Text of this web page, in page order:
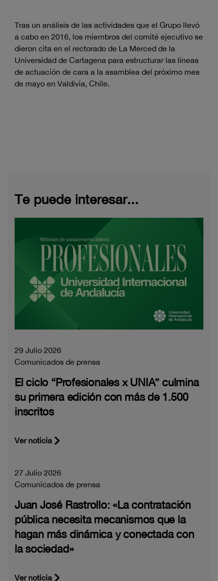
Tras un análisis de las actividades que el Grupo llevó
a cabo en 2016, los miembros del comité ejecutivo se
dieron cita en el rectorado de La Merced de la
Universidad de Cartagena para estructurar las líneas
de actuación de cara a la asamblea del próximo mes
de mayo en Valdivia, Chile.
Te puede interesar...
29 Julio 2026
Comunicados de prensa
El ciclo “Profesionales x UNIA” culmina
su primera edición con más de 1.500
inscritos
Ver noticia
27 Julio 2026
Comunicados de prensa
Juan José Rastrollo: «La contratación
pública necesita mecanismos que la
hagan más dinámica y conectada con
la sociedad»
Ver noticia